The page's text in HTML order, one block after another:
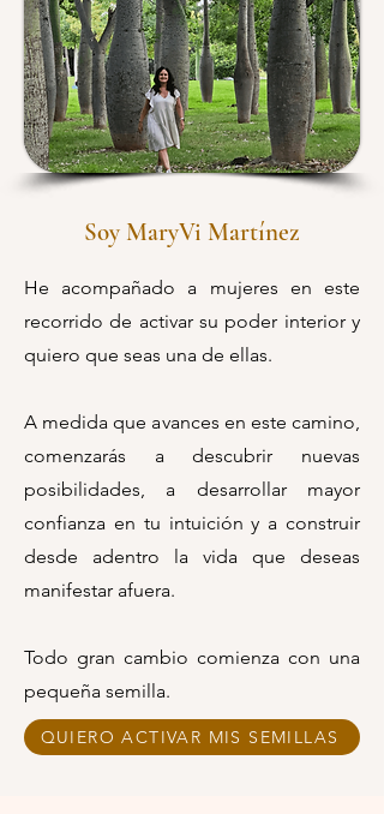
Soy MaryVi Martínez
He acompañado a mujeres en este
recorrido de activar su poder interior y
quiero que seas una de ellas.
A medida que avances en este camino,
comenzarás a descubrir nuevas
posibilidades, a desarrollar mayor
confianza en tu intuición y a construir
desde adentro la vida que deseas
manifestar afuera.
Todo gran cambio comienza con una
pequeña semilla.
QUIERO ACTIVAR MIS SEMILLAS